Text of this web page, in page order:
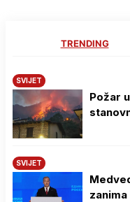
TRENDING
SVIJET
Požar
SVIJET